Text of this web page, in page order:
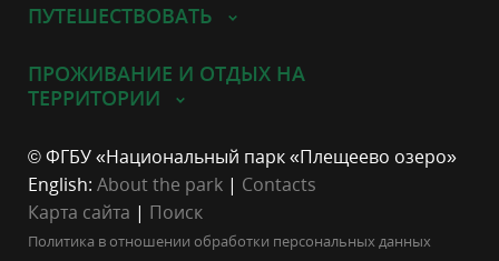
ПУТЕШЕСТВОВАТЬ
ПРОЖИВАНИЕ И ОТДЫХ НА
ТЕРРИТОРИИ
© ФГБУ «Национальный парк «Плещеево озеро»
English: About the park | Contacts
Карта сайта | Поиск
Политика в отношении обработки персональных данных